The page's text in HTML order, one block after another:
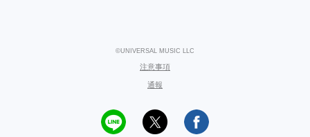
©UNIVERSAL MUSIC LLC
注意事項
通報